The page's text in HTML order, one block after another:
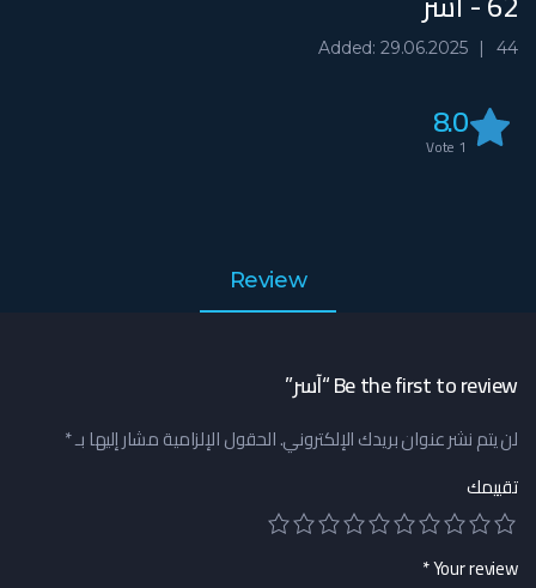
44
Added: 29.06.2025
8.0
1
Review
Be the first to review “آسر”
لن يتم نشر عنوان بريدك الإلكتروني.الحقول الإلزامية مشار إليها بـ*
تقييمك
Your review
*